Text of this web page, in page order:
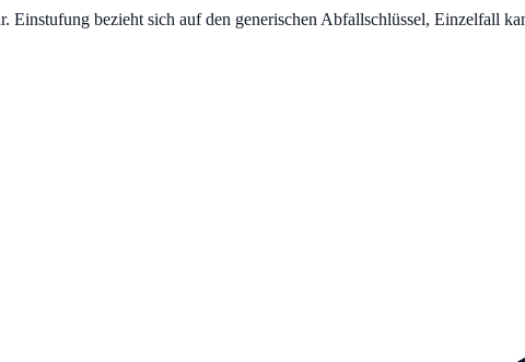
bezieht sich auf den generischen Abfallschlüssel, Einzelfall